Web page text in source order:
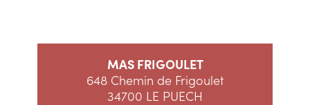
MAS FRIGOULET
648 Chemin de Frigoulet
34700 LE PUECH